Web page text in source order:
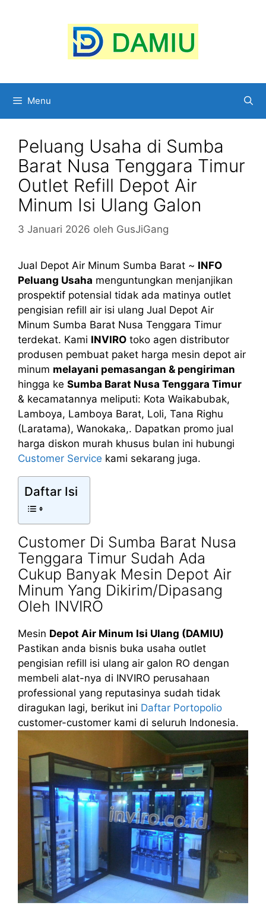
Menu
Peluang Usaha di Sumba
Barat Nusa Tenggara Timur
Outlet Refill Depot Air
Minum Isi Ulang Galon
3 Januari 2026 oleh GusJiGang
Jual Depot Air Minum Sumba Barat ~ INFO
Peluang Usaha menguntungkan menjanjikan
prospektif potensial tidak ada matinya outlet
pengisian refill air isi ulang Jual Depot Air
Minum Sumba Barat Nusa Tenggara Timur
terdekat. Kami INVIRO toko agen distributor
produsen pembuat paket harga mesin depot air
minum melayani pemasangan & pengiriman
hingga ke Sumba Barat Nusa Tenggara Timur
& kecamatannya meliputi: Kota Waikabubak,
Lamboya, Lamboya Barat, Loli, Tana Righu
(Laratama), Wanokaka,. Dapatkan promo jual
harga diskon murah khusus bulan ini hubungi
Customer Service kami sekarang juga.
Daftar Isi
Customer Di Sumba Barat Nusa
Tenggara Timur Sudah Ada
Cukup Banyak Mesin Depot Air
Minum Yang Dikirim/Dipasang
Oleh INVIRO
Mesin Depot Air Minum Isi Ulang (DAMIU)
Pastikan anda bisnis buka usaha outlet
pengisian refill isi ulang air galon RO dengan
membeli alat-nya di INVIRO perusahaan
professional yang reputasinya sudah tidak
diragukan lagi, berikut ini Daftar Portopolio
customer-customer kami di seluruh Indonesia.